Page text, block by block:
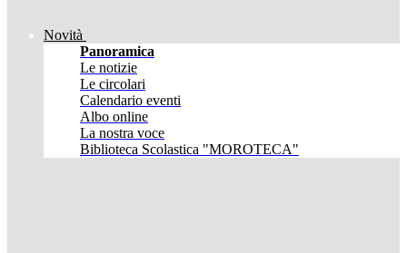
Novità
Panoramica
Le notizie
Le circolari
Calendario eventi
Albo online
La nostra voce
Biblioteca Scolastica "MOROTECA"